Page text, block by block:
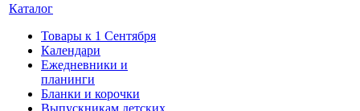
Каталог
Товары к 1 Сентября
Календари
Ежедневники и
планинги
Бланки и корочки
Выпускникам детских